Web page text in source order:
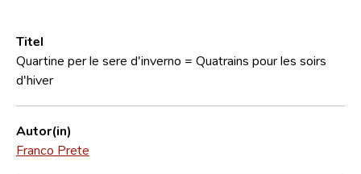
CNL
Forschungsgruppe
Titel
Quartine per le sere d'inverno = Quatrains pour les soirs
d'hiver
Autor(in)
Franco Prete